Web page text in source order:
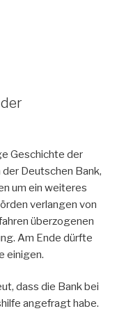
Geschichte der
Deutschen Bank,
um ein weiteres
verlangen von
überzogenen
Am Ende dürfte
einigen.
dass die Bank bei
angefragt habe.